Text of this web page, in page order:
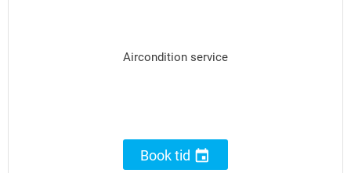
Aircondition service
Book tid 